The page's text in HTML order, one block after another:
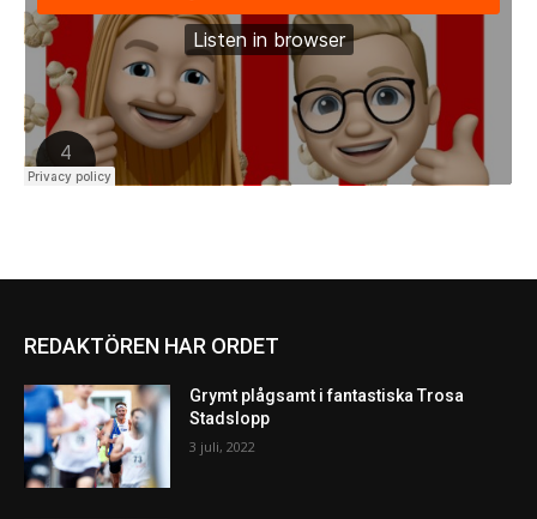
REDAKTÖREN HAR ORDET
Grymt plågsamt i fantastiska Trosa
Stadslopp
3 juli, 2022